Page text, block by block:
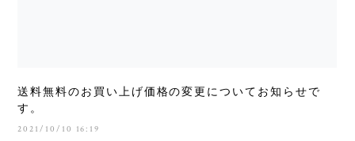
送料無料のお買い上げ価格の変更についてお知らせで
す。
2021/10/10 16:19